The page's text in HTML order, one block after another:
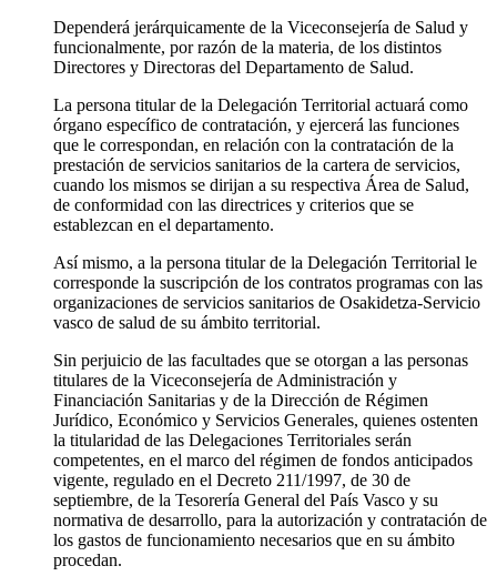
Dependerá jerárquicamente de la Viceconsejería de Salud y
funcionalmente, por razón de la materia, de los distintos
Directores y Directoras del Departamento de Salud.
La persona titular de la Delegación Territorial actuará como
órgano específico de contratación, y ejercerá las funciones
que le correspondan, en relación con la contratación de la
prestación de servicios sanitarios de la cartera de servicios,
cuando los mismos se dirijan a su respectiva Área de Salud,
de conformidad con las directrices y criterios que se
establezcan en el departamento.
Así mismo, a la persona titular de la Delegación Territorial le
corresponde la suscripción de los contratos programas con las
organizaciones de servicios sanitarios de Osakidetza-Servicio
vasco de salud de su ámbito territorial.
Sin perjuicio de las facultades que se otorgan a las personas
titulares de la Viceconsejería de Administración y
Financiación Sanitarias y de la Dirección de Régimen
Jurídico, Económico y Servicios Generales, quienes ostenten
la titularidad de las Delegaciones Territoriales serán
competentes, en el marco del régimen de fondos anticipados
vigente, regulado en el Decreto 211/1997, de 30 de
septiembre, de la Tesorería General del País Vasco y su
normativa de desarrollo, para la autorización y contratación de
los gastos de funcionamiento necesarios que en su ámbito
procedan.